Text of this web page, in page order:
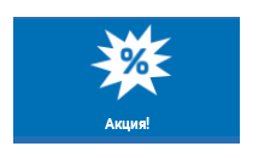
Акция!